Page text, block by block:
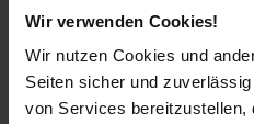
Wir verwenden Cookies!
Wir nutzen Cookies und
Seiten sicher und
von Services